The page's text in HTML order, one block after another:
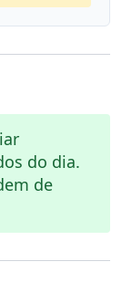
do dia.
de